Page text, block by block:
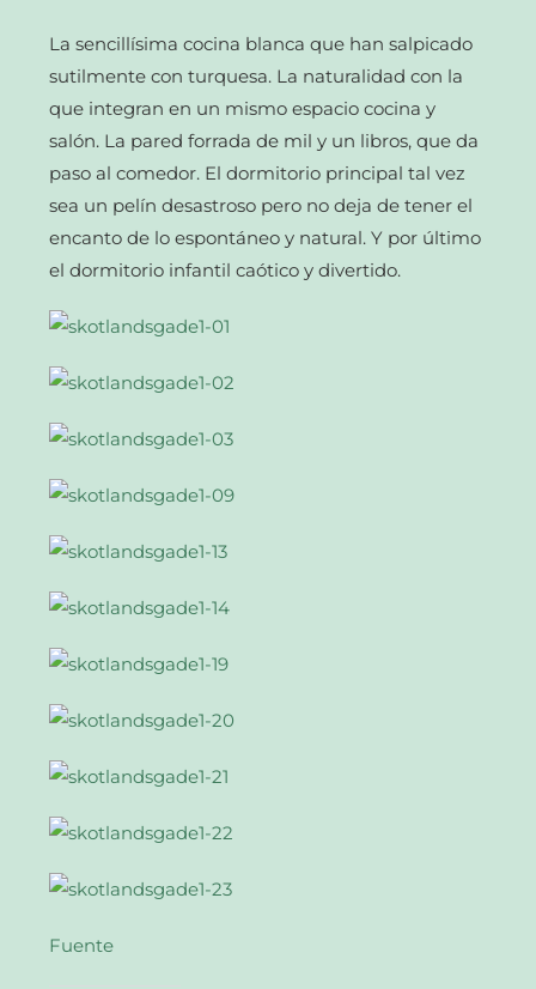
La sencillísima cocina blanca que han salpicado
sutilmente con turquesa. La naturalidad con la
que integran en un mismo espacio cocina y
salón. La pared forrada de mil y un libros, que da
paso al comedor. El dormitorio principal tal vez
sea un pelín desastroso pero no deja de tener el
encanto de lo espontáneo y natural. Y por último
el dormitorio infantil caótico y divertido.
Fuente